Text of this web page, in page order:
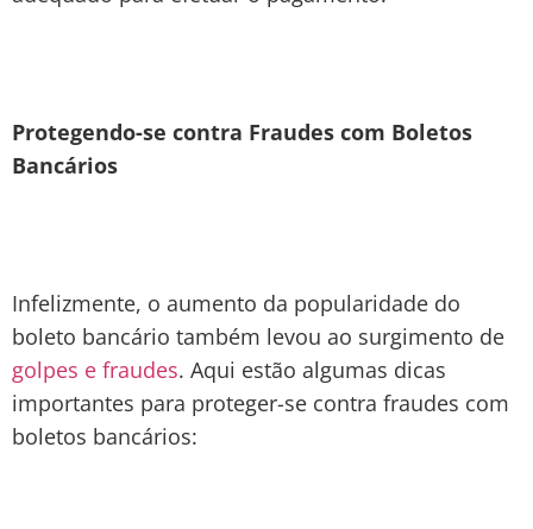
Protegendo-se contra Fraudes com Boletos
Bancários
Infelizmente, o aumento da popularidade do
boleto bancário também levou ao surgimento de
golpes e fraudes. Aqui estão algumas dicas
importantes para proteger-se contra fraudes com
boletos bancários: